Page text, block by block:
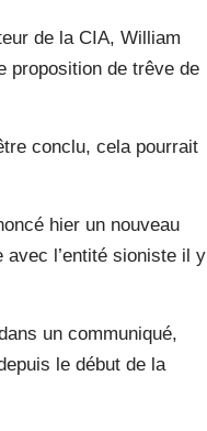
de la CIA, William
proposition de trêve de
conclu, cela pourrait
hier un nouveau
l’entité sioniste il y
un communiqué,
le début de la